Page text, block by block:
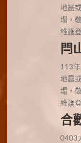
地震
塌，
維護
閂
113
地震
塌，
維護
合
0403